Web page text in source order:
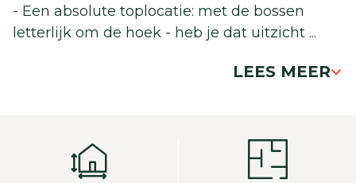
- Een absolute toplocatie: met de bossen
letterlijk om de hoek - heb je dat uitzicht ...
LEES MEER